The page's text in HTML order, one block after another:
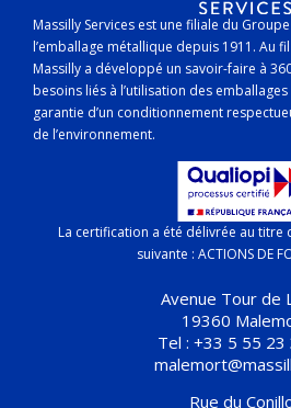
Massilly Services est une filiale du
l’emballage métallique depuis 1911. Au
Massilly a développé un savoir-faire à
besoins liés à l’utilisation des
garantie d’un conditionnement
de l’environnement.
La certification a été délivrée au titre
suivante : ACTIONS DE
Avenue Tour de
19360
Tel : +33 5 55 23
Rue du